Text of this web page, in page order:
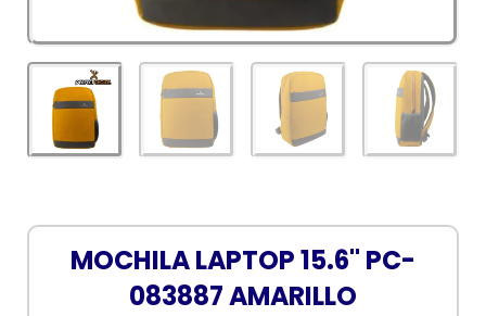
MOCHILA LAPTOP 15.6" PC-
083887 AMARILLO